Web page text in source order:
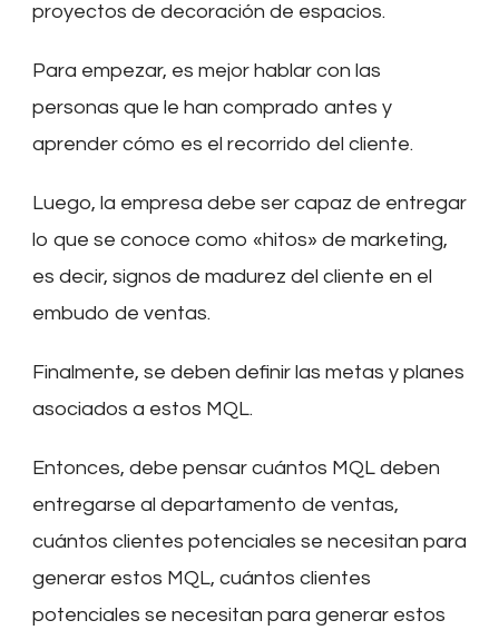
proyectos de decoración de espacios.
Para empezar, es mejor hablar con las
personas que le han comprado antes y
aprender cómo es el recorrido del cliente.
Luego, la empresa debe ser capaz de entregar
lo que se conoce como «hitos» de marketing,
es decir, signos de madurez del cliente en el
embudo de ventas.
Finalmente, se deben definir las metas y planes
asociados a estos MQL.
Entonces, debe pensar cuántos MQL deben
entregarse al departamento de ventas,
cuántos clientes potenciales se necesitan para
generar estos MQL, cuántos clientes
potenciales se necesitan para generar estos